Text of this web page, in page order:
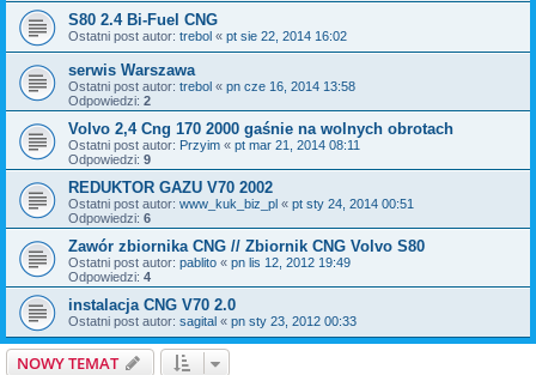
S80 2.4 Bi-Fuel CNG
Ostatni post autor: trebol « pt sie 22, 2014 16:02
serwis Warszawa
Ostatni post autor: trebol « pn cze 16, 2014 13:58
Odpowiedzi: 2
Volvo 2,4 Cng 170 2000 gaśnie na wolnych obrotach
Ostatni post autor: Przyim « pt mar 21, 2014 08:11
Odpowiedzi: 9
REDUKTOR GAZU V70 2002
Ostatni post autor: www_kuk_biz_pl « pt sty 24, 2014 00:51
Odpowiedzi: 6
Zawór zbiornika CNG // Zbiornik CNG Volvo S80
Ostatni post autor: pablito « pn lis 12, 2012 19:49
Odpowiedzi: 4
instalacja CNG V70 2.0
Ostatni post autor: sagital « pn sty 23, 2012 00:33
NOWY TEMAT